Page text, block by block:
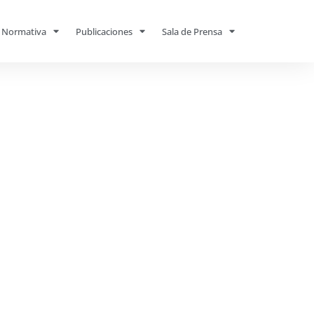
Normativa Publicaciones Sala de Prensa